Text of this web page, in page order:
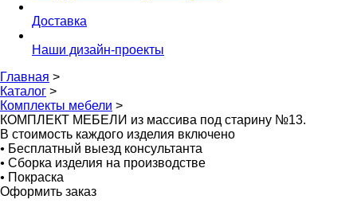
Доставка
Наши дизайн-проекты
Главная >
Каталог >
Комплекты мебели >
КОМПЛЕКТ МЕБЕЛИ из массива под старину №13.
В стоимость каждого изделия включено
• Бесплатный выезд консультанта
• Сборка изделия на производстве
• Покраска
Оформить заказ